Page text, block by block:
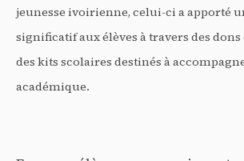
jeunesse ivoirienne, celui-ci a apporté
significatif aux élèves à travers des
des kits scolaires destinés à
académique.